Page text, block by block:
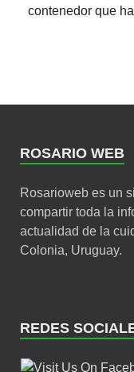
contenedor que
ROSARIO WEB
Rosarioweb es un
compartir toda la
actualidad de la
Colonia, Uruguay.
REDES